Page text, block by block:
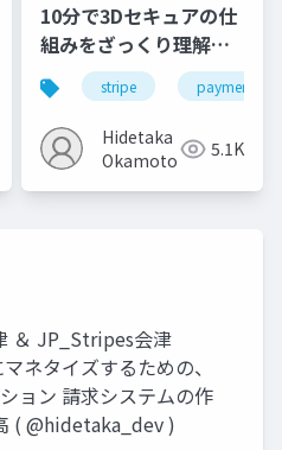
プション 決済システム
10分で3Dセキュアの仕
組みをざっくり理解し
よう
stripe payment
Hidetaka
Okamoto
5.1K
＆ JP_Stripes会津
ネタイズするための、
ョン 請求システムの作
( @hidetaka_dev )